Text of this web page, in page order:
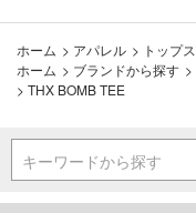
ホーム > アパレル > トップス
ホーム > ブランドから探す >
> THX BOMB TEE
キーワードから探す